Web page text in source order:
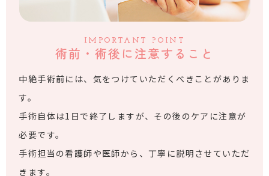
IMPORTANT POINT
術前・術後に注意すること
中絶手術前には、気をつけていただくべきことがありま
す。
手術自体は1日で終了しますが、その後のケアに注意が
必要です。
手術担当の看護師や医師から、丁寧に説明させていただ
きます。